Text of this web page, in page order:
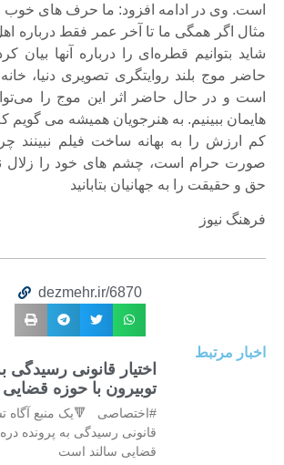
است. وی در ادامه افزود: ما حرف های خوب
مثال اگر همگی ما تا آخر عمر فقط درباره
شاید بتوانیم قطره‌ای را درباره آنها بیان
حاضر موج بلند روایتگری تصویری دنیا،
است و در حال حاضر اثر این موج را
هایمان ببینیم. به هنرجویان همیشه می گویم
کم ارزش را به بهانه ساخت فیلم نبینند
صورت حرام است، چشم های خود را زلال نگه
حق و حقیقت را به جهانیان بتابانید
فرهنگ نیوز
dezmehr.ir/6870
اخبار مرتبط
اختیار قانونی رسیدگی
توبیرون با حوزه
#اختصاصی 🔻یک منبع آگاه
قانونی رسیدگی به پرونده
قضایی سالند است